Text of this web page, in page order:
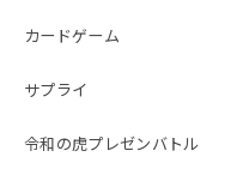
カードゲーム
サプライ
令和の虎プレゼンバトル